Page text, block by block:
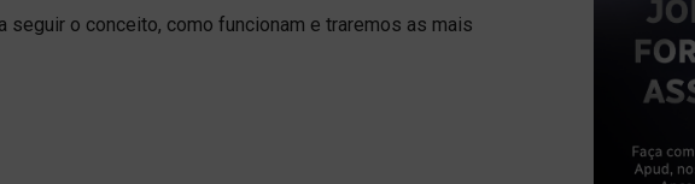
o conceito, como funcionam e traremos as mais